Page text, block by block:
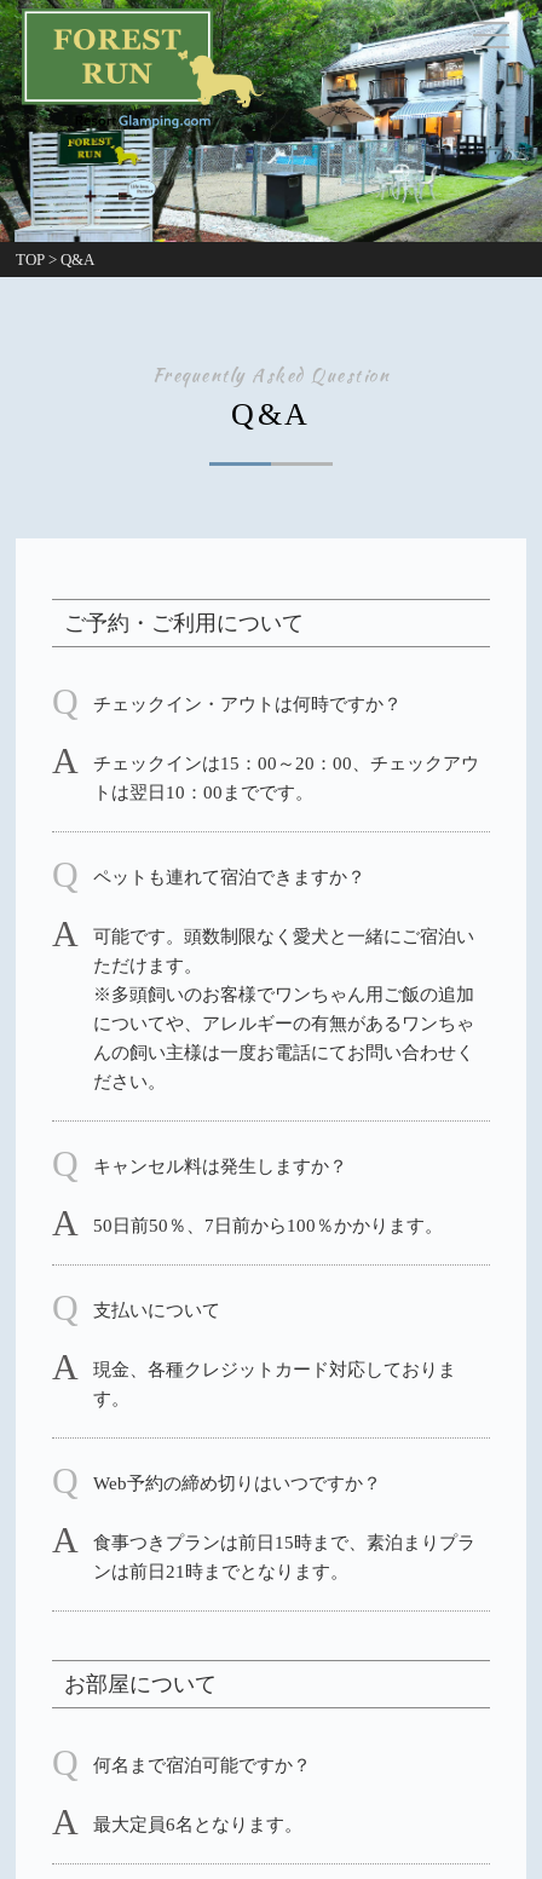
TOP >Q&A
Frequently Asked Question
Q&A
ご予約・ご利用について
チェックイン・アウトは何時ですか？
チェックインは15：00～20：00、チェックアウ
トは翌日10：00までです。
ペットも連れて宿泊できますか？
可能です。頭数制限なく愛犬と一緒にご宿泊い
ただけます。
※多頭飼いのお客様でワンちゃん用ご飯の追加
についてや、アレルギーの有無があるワンちゃ
んの飼い主様は一度お電話にてお問い合わせく
ださい。
キャンセル料は発生しますか？
50⽇前50％、7⽇前から100％かかります。
支払いについて
現金、各種クレジットカード対応しておりま
す。
Web予約の締め切りはいつですか？
食事つきプランは前日15時まで、素泊まりプラ
ンは前日21時までとなります。
お部屋について
何名まで宿泊可能ですか？
最大定員6名となります。